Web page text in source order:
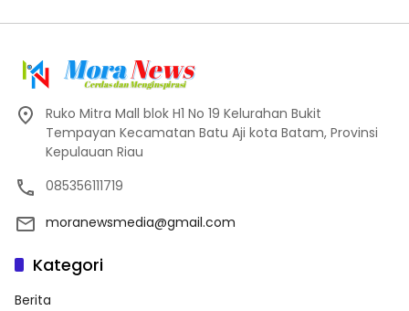
Ruko Mitra Mall blok H1 No 19 Kelurahan Bukit
Tempayan Kecamatan Batu Aji kota Batam, Provinsi
Kepulauan Riau
085356111719
moranewsmedia@gmail.com
Kategori
Berita